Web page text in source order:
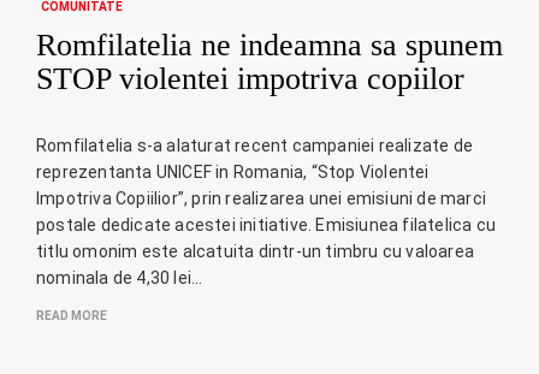
COMUNITATE
Romfilatelia ne indeamna sa spunem
STOP violentei impotriva copiilor
Romfilatelia s-a alaturat recent campaniei realizate de
reprezentanta UNICEF in Romania, “Stop Violentei
Impotriva Copiilior”, prin realizarea unei emisiuni de marci
postale dedicate acestei initiative. Emisiunea filatelica cu
titlu omonim este alcatuita dintr-un timbru cu valoarea
nominala de 4,30 lei…
READ MORE